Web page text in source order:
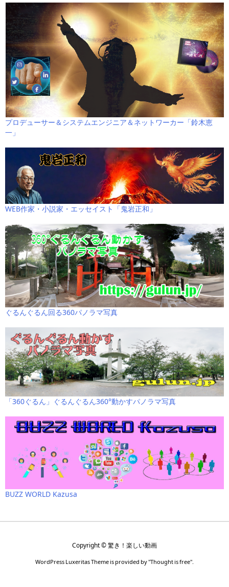
プロデューサー＆システムエンジニア＆ネットワーカー「鈴木恵
一」
WEB作家・小説家・エッセイスト「鬼岩正和」
ぐるんぐるん回る360パノラマ写真
「360ぐるん」ぐるんぐるん360°動かすパノラマ写真
BUZZ WORLD Kazusa
Copyright ©驚き！楽しい動画
WordPress Luxeritas Theme is provided by "Thought is free".